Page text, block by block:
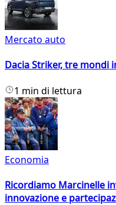
Mercato auto
Dacia Striker, tre mondi
1 min di lettura
Economia
Ricordiamo Marcinelle
innovazione e